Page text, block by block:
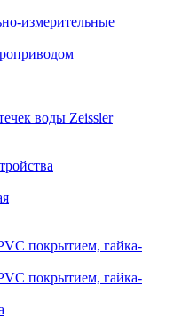
измерительные
воды Zeissler
покрытием, гайка-
покрытием, гайка-